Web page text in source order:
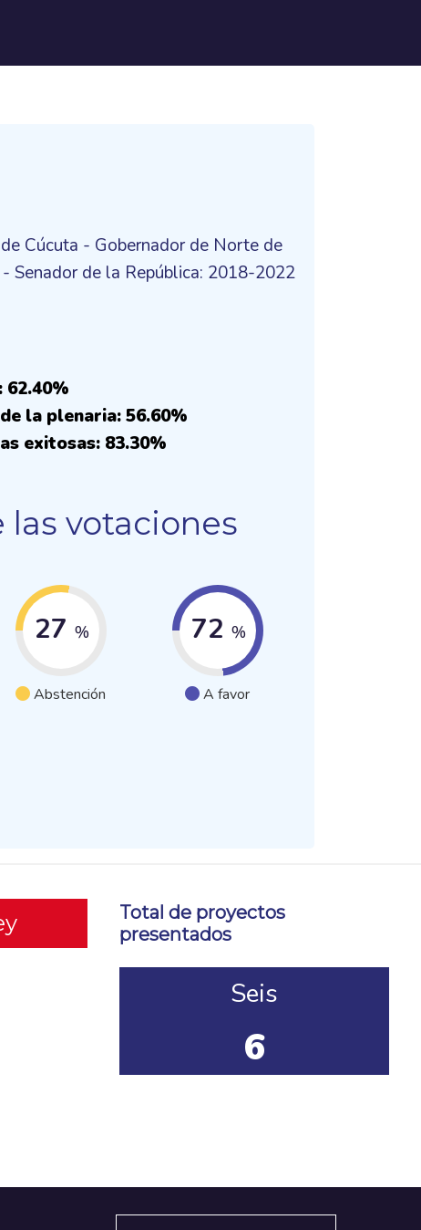
Cúcuta - Gobernador de Norte de
Senador de la República: 2018-2022
la plenaria: 56.60%
exitosas: 83.30%
las votaciones
27 %
Abstención
72 %
A favor
Total de proyectos
presentados
Seis
6